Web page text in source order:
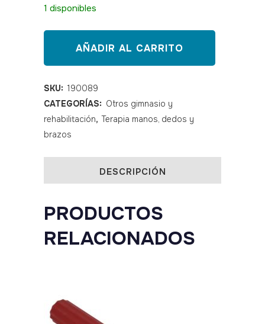
1 disponibles
Tobilleras/
muñequeras
lastradas
1
KG
AÑADIR AL CARRITO
SKU: 190089
CATEGORÍAS: Otros gimnasio y
rehabilitación, Terapia manos, dedos y
brazos
DESCRIPCIÓN
PRODUCTOS
RELACIONADOS